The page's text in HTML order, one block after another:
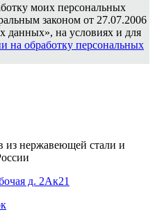
моих персональных
законом от 27.07.2006
на условиях и для
на обработку персональных
из нержавеющей стали и
д. 2Ак21